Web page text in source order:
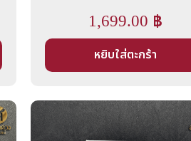
1,699.00 ฿
หยิบใส่ตะกร้า